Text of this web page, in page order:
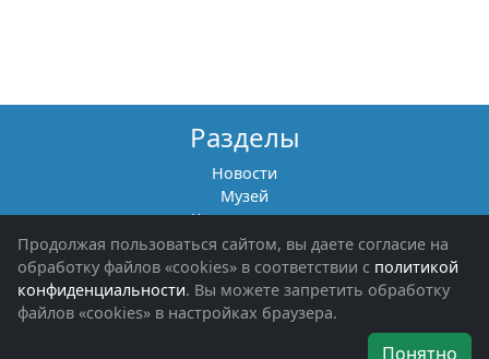
Разделы
Новости
Музей
Книги памяти
Фотоальбомы
Обращения граждан
Помощь участникам СВО и их семьям
Об организации
Продолжая пользоваться сайтом, вы даете согласие на
обработку файлов «cookies» в соответствии с политикой
конфиденциальности. Вы можете запретить обработку
файлов «cookies» в настройках браузера.
Понятно